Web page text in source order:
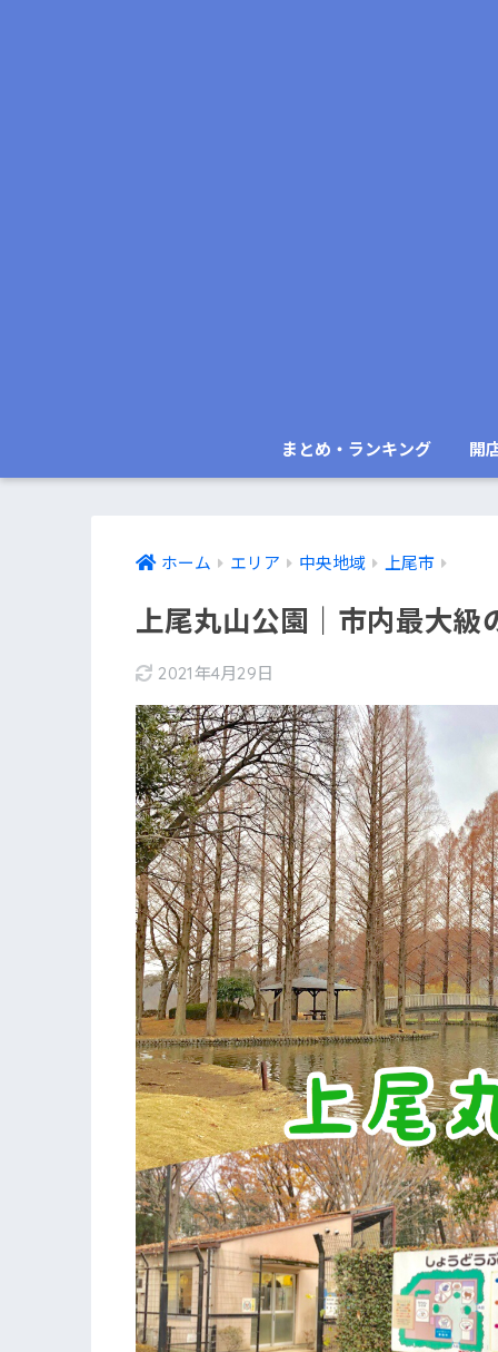
まとめ・ランキング 開
ホーム エリア 中央地域 上尾市
上尾丸山公園｜市内最大
2021年4月29日